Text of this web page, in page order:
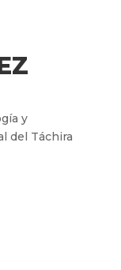
y
del Táchira